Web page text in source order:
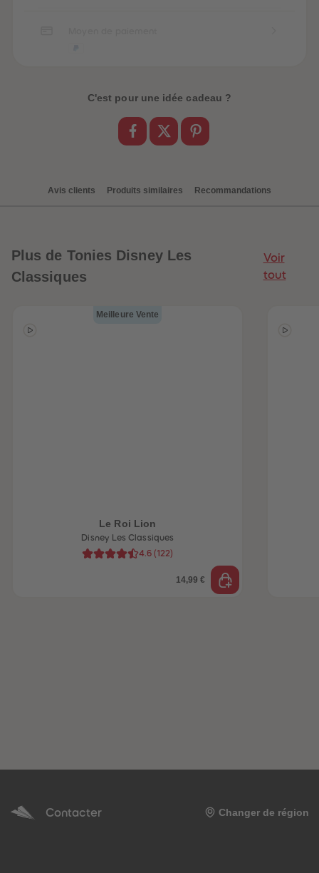
C'est pour une idée cadeau ?
Avis clients Produits similaires Recommandations
Plus de Tonies Disney Les
Classiques
Voir
tout
Meilleure Vente
Le Roi Lion
Disney Les Classiques
4.6 (122)
14,99 €
Contacter Changer de région